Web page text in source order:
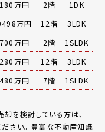
万円 2階
1DK
万円 12階
3LDK
万円 2階
1SLDK
万円 12階
3LDK
万円 7階 1SLDK
を検討している方は、
さい。 豊富な不動産知識